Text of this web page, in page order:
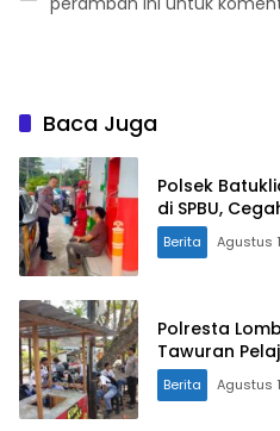
Baca Juga
Polsek
di SPBU,
Berita Agustus
Polresta
Tawuran
Berita Agustus